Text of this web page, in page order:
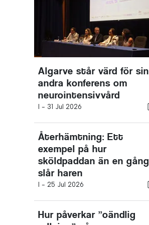
Algarve står värd för sin
andra konferens om
neurointensivvård
I - 31 Jul 2026
Återhämtning: Ett
exempel på hur
sköldpaddan än en gång
slår haren
I - 25 Jul 2026
Hur påverkar ”oändlig